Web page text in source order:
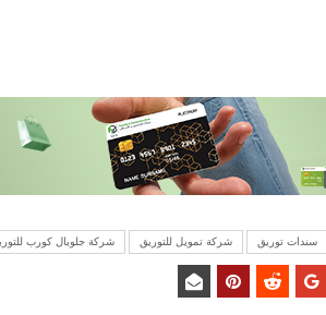
سندات توريق شركة تمويل للتوريق شركة جلوبال كورب